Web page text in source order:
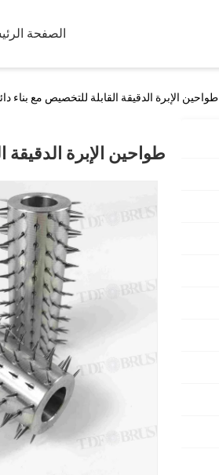
الصفحة
طواحين الإبرة الدقيقة القابلة للتخصيص مع بناء
طواحين الإبرة الدقيقة